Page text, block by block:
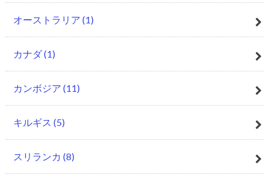
オーストラリア (1)
カナダ(1)
カンボジア (11)
キルギス (5)
スリランカ (8)